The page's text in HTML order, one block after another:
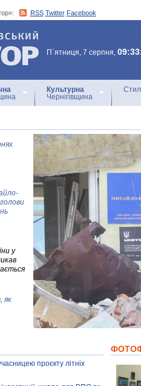
RSS Twitter Facebook
П`ятниця, 7 серпня,
Культурна
Чернігівщина
у
як
проєкту літніх